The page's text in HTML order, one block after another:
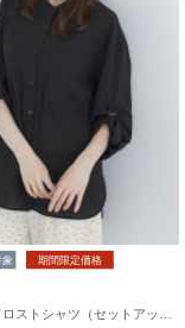
象 期間限定価格